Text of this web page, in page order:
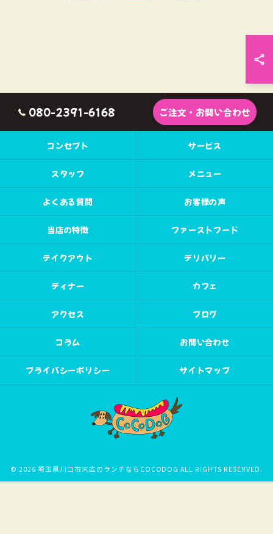
080-2391-6168 ご注文・お問い合わせ
コンセプト サービス
スタッフ メニュー
よくある質問 お客様の声
当店の特徴 ファーストフード
テイクアウト デリバリー
ディナー カフェ
アクセス ブログ
コラム お問い合わせ
プライバシーポリシー サイトマップ
© 2026 埼玉県川口市末広のランチならCOCODOG ALL RIGHTS RESERVED.